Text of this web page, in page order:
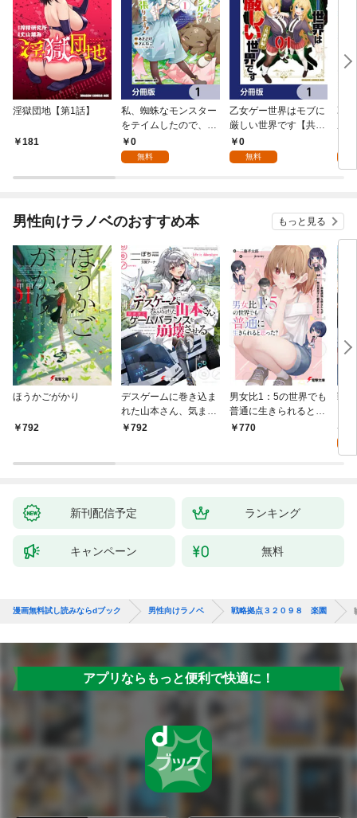
淫獄団地【第1話】
181
私、蜘蛛なモンスター
をテイムしたので、ス
パイダーシルクで裁縫
を頑張ります！【分冊
0
無料
乙女ゲー世界はモブに
厳しい世界です【共和
国編】【分冊版】 1
0
無料
乙
男性向けラノベのおすすめ本 もっと見る
ほうかごがかり
792
デスゲームに巻き込ま
れた山本さん、気まま
にゲームバランスを崩
792
男女比1：5の世界でも
普通に生きられると思
った？ ～激重感情な
770
戦
活
特
新刊配信予定 ランキング
キャンペーン 無料
漫画無料試し読みならdブック 男性向けラノベ 戦略拠点３２０９８ 楽園
アプリならもっと便利で快適に！